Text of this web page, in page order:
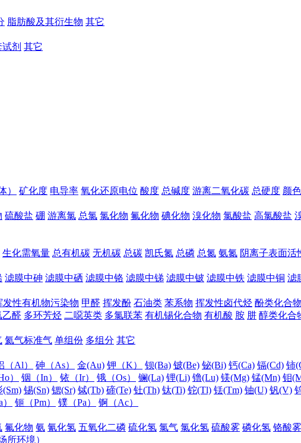
脂肪酸及其衍生物 其它
剂 其它
） 矿化度 电导率 氧化还原电位 酸度 总碱度 游离二氧化碳 总硬度 颜色
硫酸盐 硼 游离氯 总氯 氯化物 氟化物 碘化物 溴化物 氯酸盐 高氯酸盐
生化需氧量 总有机碳 无机碳 总碳 凯氏氮 总磷 总氮 氨氮 阴离子表面活
滤膜中砷 滤膜中硒 滤膜中铬 滤膜中锑 滤膜中铍 滤膜中铁 滤膜中铜 滤
发性有机物污染物 甲醛 挥发酚 石油类 苯系物 挥发性卤代烃 酚类化合物
乙醛 多环芳烃 二噁英类 多氯联苯 有机锡化合物 有机酸 胺 肼 醇类化合
氦气标准气 单组份 多组分 其它
（Al） 砷（As） 金(Au) 钾（K） 钡(Ba) 铍(Be) 铋(Bi) 钙(Ca) 镉(Cd) 铈
） 铟（In） 铱（Ir） 锇（Os） 镧(La) 锂(Li) 镥(Lu) 镁(Mg) 锰(Mn) 钼
(Sm) 锡(Sn) 锶(Sr) 铽(Tb) 碲(Te) 钍(Th) 钛(Ti) 铊(Tl) 铥(Tm) 铀(U) 钒(V)
钷（Pm） 镤（Pa）
锕（Ac）
氟化物 氨 氰化氢 五氧化二磷 硫化氢 氯气 氯化氢 硫酸雾 磷化氢 铬酸雾
所环境）